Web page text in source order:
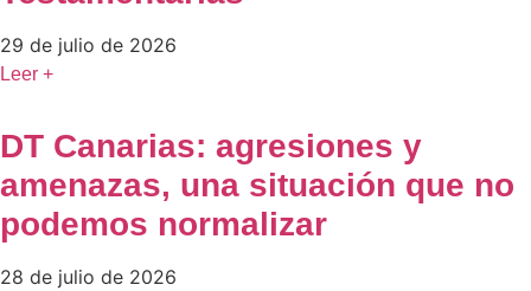
29 de julio de 2026
Leer +
DT Canarias: agresiones y
amenazas, una situación que no
podemos normalizar
28 de julio de 2026